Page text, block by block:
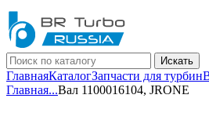
Искать
ГлавнаяКаталогЗапчасти для турбин
Главная...Вал 1100016104, JRONE